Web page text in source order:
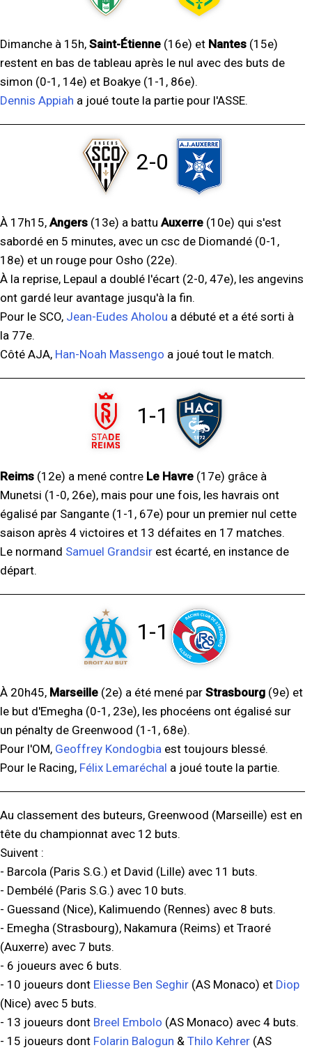
Dimanche à 15h, Saint-Étienne (16e) et Nantes (15e)
restent en bas de tableau après le nul avec des buts de
simon (0-1, 14e) et Boakye (1-1, 86e).
Dennis Appiah a joué toute la partie pour l'ASSE.
2-0
À 17h15, Angers (13e) a battu Auxerre (10e) qui s'est
sabordé en 5 minutes, avec un csc de Diomandé (0-1,
18e) et un rouge pour Osho (22e).
À la reprise, Lepaul a doublé l'écart (2-0, 47e), les angevins
ont gardé leur avantage jusqu'à la fin.
Pour le SCO, Jean-Eudes Aholou a débuté et a été sorti à
la 77e.
Côté AJA, Han-Noah Massengo a joué tout le match.
1-1
Reims (12e) a mené contre Le Havre (17e) grâce à
Munetsi (1-0, 26e), mais pour une fois, les havrais ont
égalisé par Sangante (1-1, 67e) pour un premier nul cette
saison après 4 victoires et 13 défaites en 17 matches.
Le normand Samuel Grandsir est écarté, en instance de
départ.
1-1
À 20h45, Marseille (2e) a été mené par Strasbourg (9e) et
le but d'Emegha (0-1, 23e), les phocéens ont égalisé sur
un pénalty de Greenwood (1-1, 68e).
Pour l'OM, Geoffrey Kondogbia est toujours blessé.
Pour le Racing, Félix Lemaréchal a joué toute la partie.
Au classement des buteurs, Greenwood (Marseille) est en
tête du championnat avec 12 buts.
Suivent :
- Barcola (Paris S.G.) et David (Lille) avec 11 buts.
- Dembélé (Paris S.G.) avec 10 buts.
- Guessand (Nice), Kalimuendo (Rennes) avec 8 buts.
- Emegha (Strasbourg), Nakamura (Reims) et Traoré
(Auxerre) avec 7 buts.
- 6 joueurs avec 6 buts.
- 10 joueurs dont Eliesse Ben Seghir (AS Monaco) et Diop
(Nice) avec 5 buts.
- 13 joueurs dont Breel Embolo (AS Monaco) avec 4 buts.
- 15 joueurs dont Folarin Balogun & Thilo Kehrer (AS